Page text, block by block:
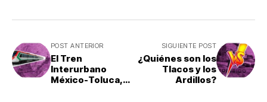
POST ANTERIOR
El Tren
Interurbano
México-Toluca,
SIGUIENTE POST
¿Quiénes son los
Tlacos y los
Ardillos?